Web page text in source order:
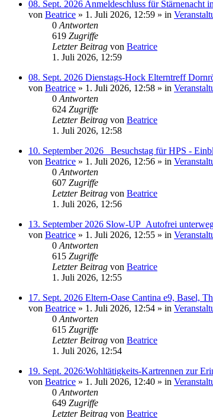
08. Sept. 2026 Anmeldeschluss für Stärnenacht
von Beatrice » 1. Juli 2026, 12:59 » in
0 Antworten
619 Zugriffe
Letzter Beitrag von Beatrice
1. Juli 2026, 12:59
08. Sept. 2026 Dienstags-Hock Elterntreff
von Beatrice » 1. Juli 2026, 12:58 » in
0 Antworten
624 Zugriffe
Letzter Beitrag von Beatrice
1. Juli 2026, 12:58
10. September 2026_ Besuchstag für HPS -
von Beatrice » 1. Juli 2026, 12:56 » in
0 Antworten
607 Zugriffe
Letzter Beitrag von Beatrice
1. Juli 2026, 12:56
13. September 2026 Slow-UP_Autofrei
von Beatrice » 1. Juli 2026, 12:55 » in
0 Antworten
615 Zugriffe
Letzter Beitrag von Beatrice
1. Juli 2026, 12:55
17. Sept. 2026 Eltern-Oase Cantina e9, Basel,
von Beatrice » 1. Juli 2026, 12:54 » in
0 Antworten
615 Zugriffe
Letzter Beitrag von Beatrice
1. Juli 2026, 12:54
19. Sept. 2026:Wohltätigkeits-Kartrennen zur
von Beatrice » 1. Juli 2026, 12:40 » in
0 Antworten
649 Zugriffe
Letzter Beitrag von Beatrice